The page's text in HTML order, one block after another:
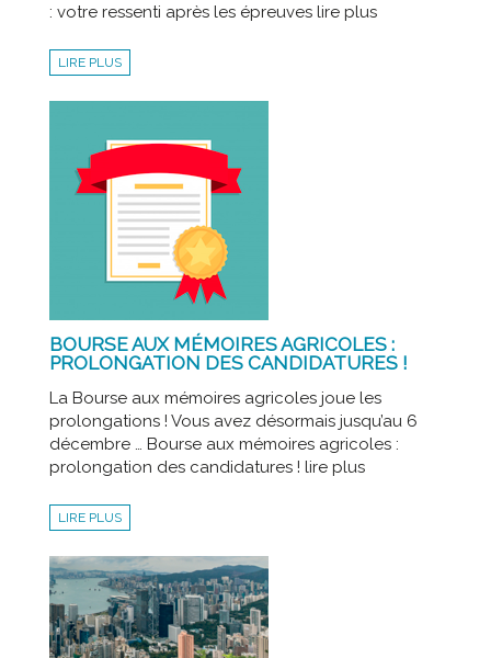
: votre ressenti après les épreuves lire plus
LIRE PLUS
BOURSE AUX MÉMOIRES AGRICOLES :
PROLONGATION DES CANDIDATURES !
La Bourse aux mémoires agricoles joue les
prolongations ! Vous avez désormais jusqu’au 6
décembre … Bourse aux mémoires agricoles :
prolongation des candidatures ! lire plus
LIRE PLUS